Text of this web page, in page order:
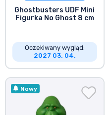
Ghostbusters UDF Mini
Figurka No Ghost 8 cm
Oczekiwany wygląd:
2027 03. 04.
Nowy